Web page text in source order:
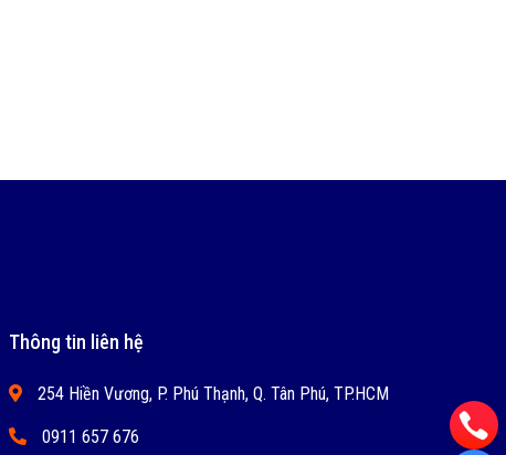
Thông tin liên hệ
254 Hiền Vương, P. Phú Thạnh, Q. Tân Phú, TP.HCM
0911 657 676